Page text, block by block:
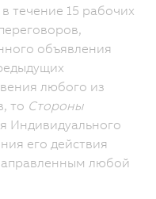
течение 15 рабочих
объявления
любого из
то Стороны
Индивидуального
его действия
любой